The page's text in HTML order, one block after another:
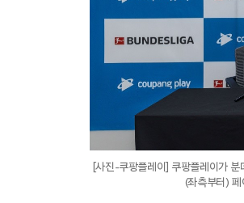
[사진-쿠팡플레이] 쿠팡플레이가
(좌측부터)